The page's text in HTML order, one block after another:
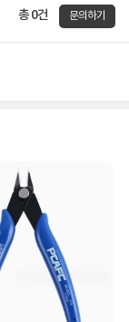
총 0건 문의하기